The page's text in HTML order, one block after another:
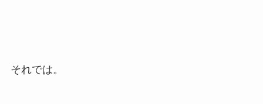
それでは。